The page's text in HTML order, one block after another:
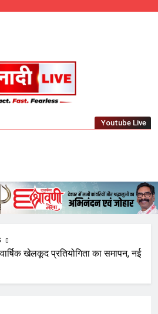
Live – Jharkhand's Leading Local
Youtube Live
खेलकूद प्रतियोगिता का समापन, नई